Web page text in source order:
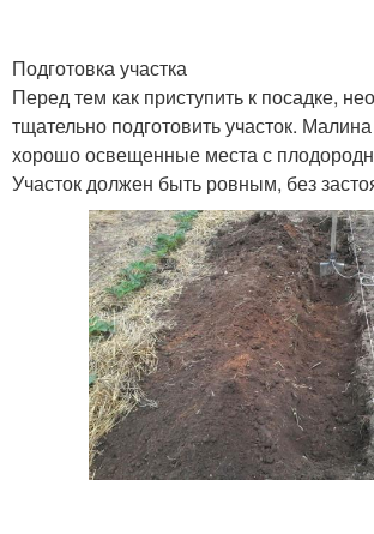
Подготовка участка
Перед тем как приступить к посадке,
тщательно подготовить участок.
хорошо освещенные места с
Участок должен быть ровным, без